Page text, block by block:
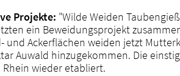
Projekte: "Wilde Weiden
ein Beweidungsprojekt
und Ackerflächen weiden jetzt
Auwald hinzugekommen. Die
wieder etabliert.